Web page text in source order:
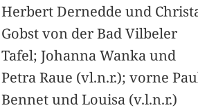
Herbert Dernedde und
Gobst von der Bad Vilbeler
Tafel; Johanna Wanka und
Petra Raue (vl.n.r.); vorne
Bennet und Louisa (v.l.n.r.)